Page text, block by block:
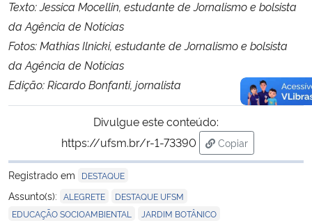
Texto: Jessica Mocellin, estudante de Jornalismo e bolsista
da Agência de Notícias
Fotos: Mathias Ilnicki, estudante de Jornalismo e bolsista
da Agência de Notícias
Edição: Ricardo Bonfanti, jornalista
Divulgue este conteúdo:
https://ufsm.br/r-1-73390
Copiar
para área de
Registrado em
DESTAQUE
Assunto(s): ALEGRETE DESTAQUE UFSM
EDUCAÇÃO SOCIOAMBIENTAL JARDIM BOTÂNICO